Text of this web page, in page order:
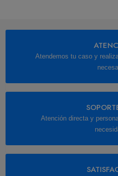
Atendemos tu caso y
Atención directa y